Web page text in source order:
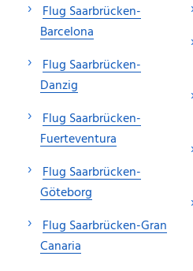
Flug Saarbrücken-
Barcelona
Flug Saarbrücken-
Danzig
Flug Saarbrücken-
Fuerteventura
Flug Saarbrücken-
Göteborg
Flug Saarbrücken-Gran
Canaria